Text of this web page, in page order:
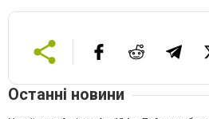
Останні новини